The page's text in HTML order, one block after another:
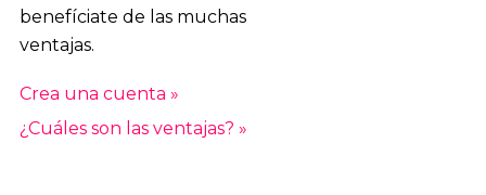
benefíciate de las muchas
ventajas.
Crea una cuenta »
¿Cuáles son las ventajas? »